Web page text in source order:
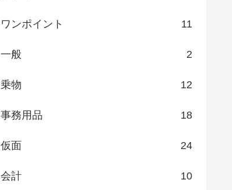
ワンポイント 11
一般 2
乗物 12
事務用品 18
仮面 24
会計 10